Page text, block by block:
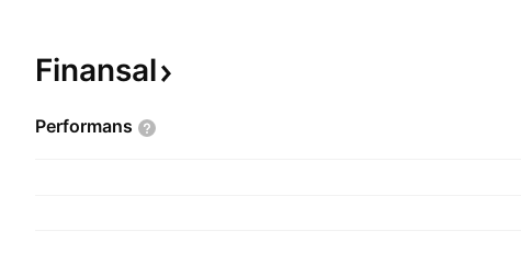
Finansal
Performans